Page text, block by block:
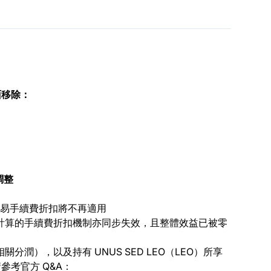
除：
整
手續費折扣將不再適用
的手續費折扣機制亦同步失效，且整體效益已被零
分潤），以及持有 UNUS SED LEO（LEO）所享
考官方 Q&A：